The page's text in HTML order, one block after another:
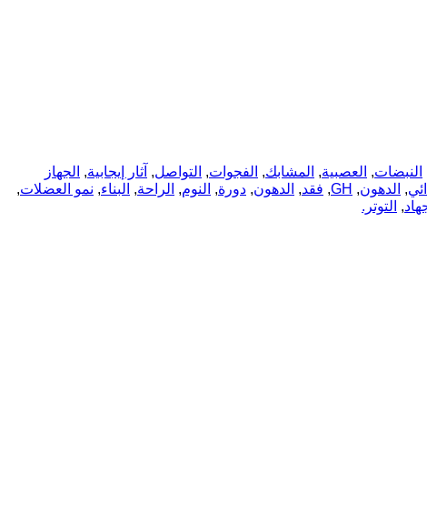
النبضات, العصبية, المشابك, الفجوات, التواصل, آثار إيجابية, الجهاز
, الدهون,
GH
, فقد, الدهون, دورة, النوم, الراحة, البناء, نمو العضلات,
, التوتر.